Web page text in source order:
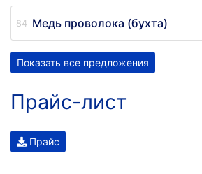
Медь проволока (бухта)
Показать все предложения
Прайс-лист
Прайс